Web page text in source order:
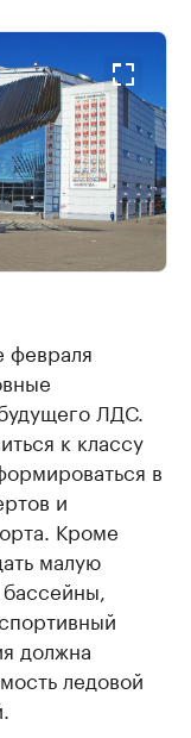
февраля
ЛДС.
к классу
в
и
Кроме
малую
должна
ледовой